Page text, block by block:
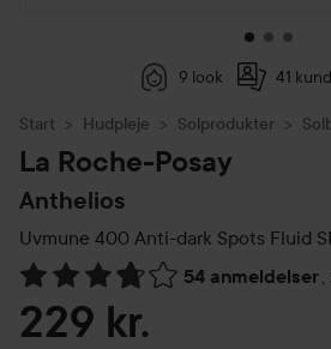
9 look 41
Start Hudpleje Solprodukter
La Roche-Posay
Anthelios
Uvmune 400 Anti-dark Spots Fluid
54 anmeldelser,
Gå til Anmeldelser & kommentarer
229 kr.